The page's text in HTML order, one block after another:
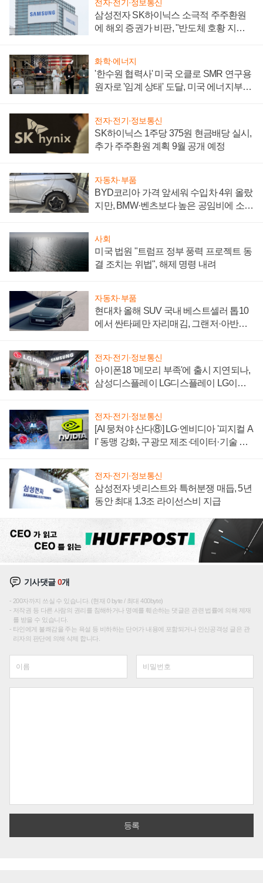
전자·전기·정보통신
삼성전자 SK하이닉스 소극적 주주환원
에 해외 증권가 비판, "반도체 호황 지속
화학·에너지
'한수원 협력사' 미국 오클로 SMR 연구용
원자로 '임계 상태' 도달, 미국 에너지부
전자·전기·정보통신
SK하이닉스 1주당 375원 현금배당 실시,
추가 주주환원 계획 9월 공개 예정
자동차·부품
BYD코리아 가격 앞세워 수입차 4위 올랐
지만, BMW·벤츠보다 높은 공임비에 소비
사회
미국 법원 "트럼프 정부 풍력 프로젝트 동
결 조치는 위법", 해제 명령 내려
자동차·부품
현대차 올해 SUV 국내 베스트셀러 톱10
에서 싼타페만 자리매김, 그랜저·아반떼
전자·전기·정보통신
아이폰18 '메모리 부족'에 출시 지연되나,
삼성디스플레이 LG디스플레이 LG이노
전자·전기·정보통신
[AI 뭉쳐야 산다⑧] LG·엔비디아 '피지컬 A
I' 동맹 강화, 구광모 제조·데이터·기술 결
전자·전기·정보통신
삼성전자 넷리스트와 특허분쟁 매듭, 5년
동안 최대 1.3조 라이선스비 지급
기사댓글0개
200자까지 쓰실 수 있습니다. (현재 0 byte / 최대 400byte)
저작권 등 다른 사람의 권리를 침해하거나 명예를 훼손하는 댓글은 관련 법률에 의해 제재
를 받을 수 있습니다.
타인에게 불쾌감을 주는 욕설 등 비하하는 단어가 내용에 포함되거나 인신공격성 글은 관
리자의 판단에 의해 삭제 합니다.